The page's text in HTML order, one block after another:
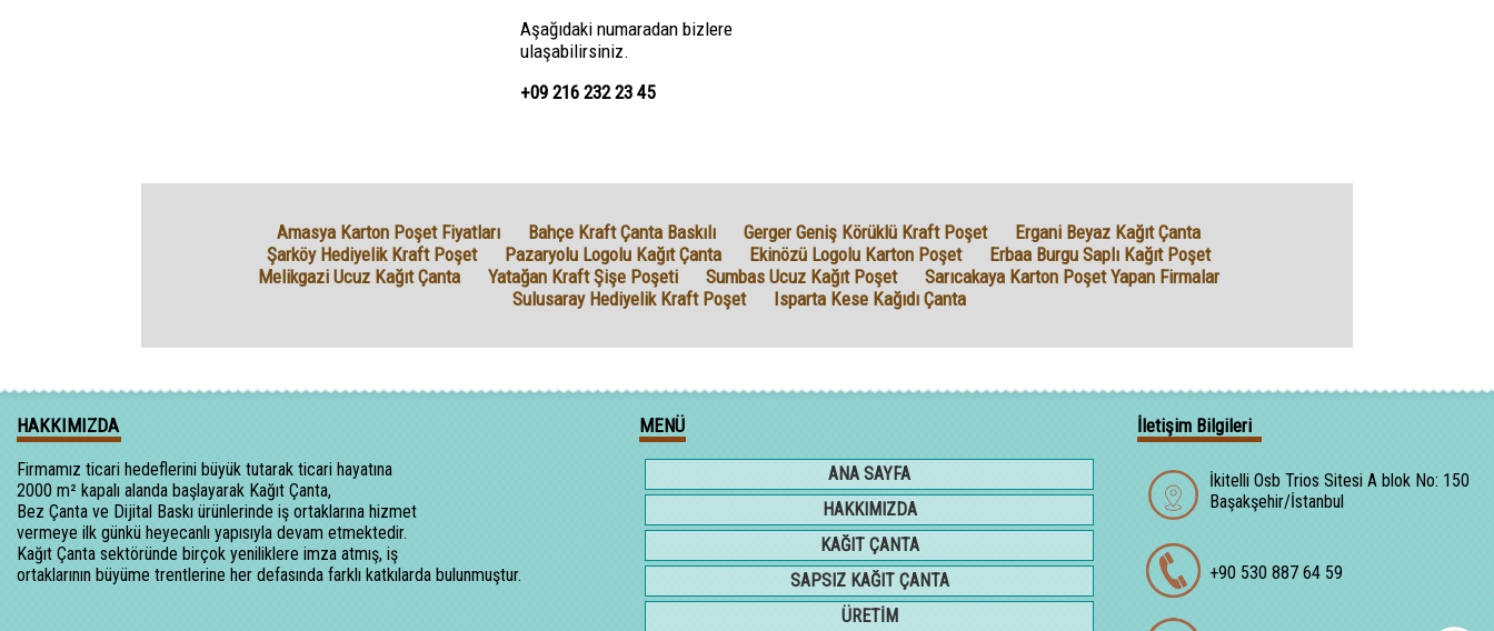
Aşağıdaki numaradan bizlere
ulaşabilirsiniz.
+09 216 232 23 45
Amasya Karton Poşet Fiyatları Bahçe Kraft Çanta Baskılı Gerger Geniş Körüklü Kraft Poşet
Ergani Beyaz Kağıt Çanta
Şarköy Hediyelik Kraft Poşet
Pazaryolu Logolu Kağıt Çanta Ekinözü Logolu Karton Poşet
Erbaa Burgu Saplı Kağıt Poşet
Melikgazi Ucuz Kağıt Çanta
Yatağan Kraft Şişe Poşeti Sumbas Ucuz Kağıt Poşet
Sarıcakaya Karton Poşet Yapan Firmalar
Sulusaray Hediyelik Kraft Poşet
Isparta Kese Kağıdı Çanta
HAKKIMIZDA
Firmamız ticari hedeflerini büyük tutarak ticari hayatına
2000 m² kapalı alanda başlayarak Kağıt Çanta,
Bez Çanta ve Dijital Baskı ürünlerinde iş ortaklarına hizmet
vermeye ilk günkü heyecanlı yapısıyla devam etmektedir.
Kağıt Çanta sektöründe birçok yeniliklere imza atmış, iş
ortaklarının büyüme trentlerine her defasında farklı katkılarda bulunmuştur.
MENÜ
ANA SAYFA
HAKKIMIZDA
KAĞIT ÇANTA
SAPSIZ KAĞIT ÇANTA
ÜRETİM
İletişim Bilgileri
İkitelli Osb Trios Sitesi A blok No: 150
Başakşehir/İstanbul
+90 530 887 64 59